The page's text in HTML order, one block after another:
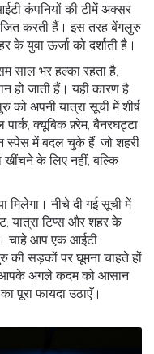
कंपनियों की टीमें अक्सर
करती हैं। इस तरह बेंगलुरु
के युवा ऊर्जा को दर्शाती है।
साल भर हल्का रहता है,
हो जाती हैं। यही कारण है
अपनी यात्रा सूची में शीर्ष
क्यूबिक फ़्रेम, बैनरघट्टा
स्पेस में बदल चुके हैं, जो शहरी
के लिए नहीं, बल्कि
नीचे दी गई सूची में
टिप्स और शहर के
चाहे आप एक आईटी
की सड़कों पर घूमना चाहते हों
आपके अगले कदम को आसान
पूरा फायदा उठाएँ।